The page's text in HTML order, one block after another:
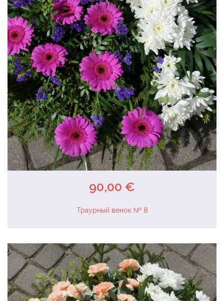
90,00 €
Траурный венок № 8